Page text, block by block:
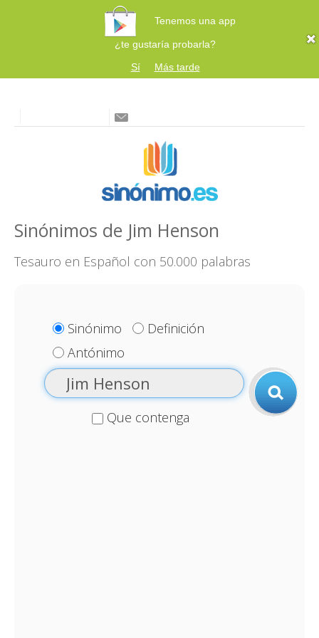
Tenemos una app
¿te gustaría probarla?
Sí
Más tarde
Sinónimos de Jim Henson
Tesauro en Español con 50.000 palabras
Sinónimo
Definición
Antónimo
Que contenga